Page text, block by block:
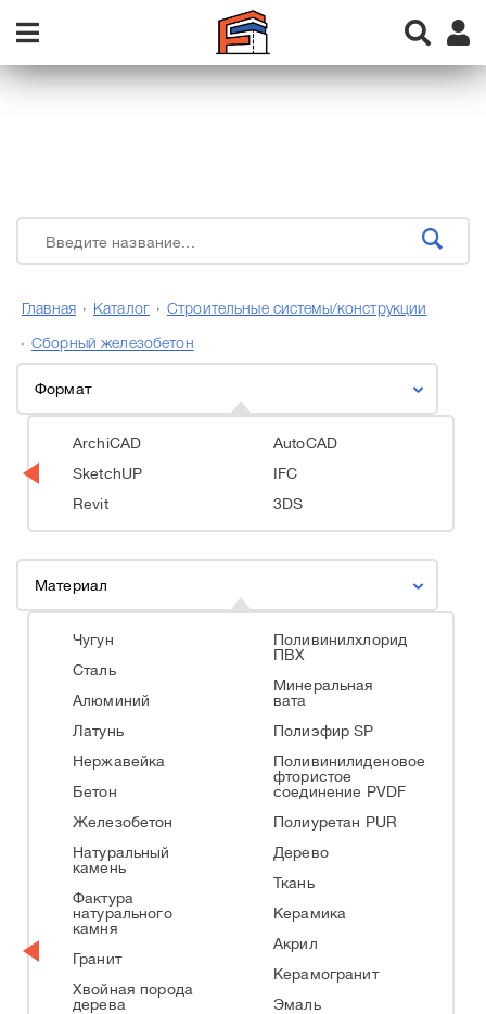
Главная Каталог Строительные системы/конструкции
Сборный железобетон
Формат
ArchiCAD
SketchUP
Revit
AutoCAD
IFC
3DS
Материал
Чугун
Сталь
Алюминий
Латунь
Нержавейка
Бетон
Железобетон
Натуральный
камень
Фактура
натурального
камня
Гранит
Хвойная порода
дерева
Поливинилхлорид
ПВХ
Минеральная
вата
Полиэфир SP
Поливинилиденовое
фтористое
соединение PVDF
Полиуретан PUR
Дерево
Ткань
Керамика
Акрил
Керамогранит
Эмаль